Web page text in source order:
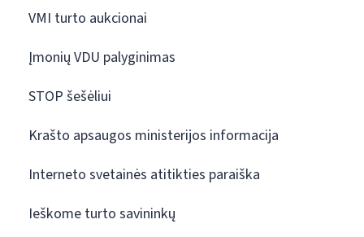
VMI turto aukcionai
Įmonių VDU palyginimas
STOP šešėliui
Krašto apsaugos ministerijos informacija
Interneto svetainės atitikties paraiška
Ieškome turto savininkų